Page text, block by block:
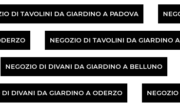
DI TAVOLINI DA GIARDINO A PADOVA
NEGOZIO DI TAVOLINI DA GIARDINO
NEGOZIO DI DIVANI DA GIARDINO A BELLUNO
DI DIVANI DA GIARDINO A ODERZO